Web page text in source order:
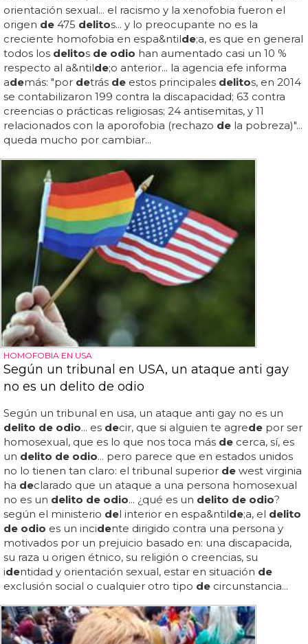
orientación sexual... el racismo y la xenofobia fueron el
origen de 475 delitos... y lo preocupante no es la
creciente homofobia en espa&ntilde;a, es que en general
todos los delitos de odio han aumentado casi un 10 %
respecto al a&ntilde;o anterior... la agencia efe informa
además: "por detrás de estos principales delitos, en 2014
se contabilizaron 199 contra la discapacidad; 63 contra
creencias o prácticas religiosas; 24 antisemitas, y 11
relacionados con la aporofobia (rechazo de la pobreza)"...
queda mucho por cambiar...
HOMOFOBIA EN USA
Según un tribunal en USA, un ataque anti gay
no es un delito de odio
Según un tribunal en usa, un ataque anti gay no es un
delito de odio... es decir, que si alguien te agrede por ser
homosexual, que es lo que nos toca más de cerca, sí, es
un delito de odio... pero parece que en estados unidos
no lo tienen tan claro: el tribunal superior de west virginia
ha declarado que un ataque a una persona homosexual
no es un delito de odio... ¿qué es un delito de odio?
según el ministerio del interior en espa&ntilde;a, el delito
de odio es un incidente dirigido contra una persona y
motivados por un prejuicio basado en: una discapacida,
su raza u origen étnico, su religión o creencias, su
identidad y orientación sexual, estar en situación de
exclusión social o cualquier otro tipo de circunstancia...